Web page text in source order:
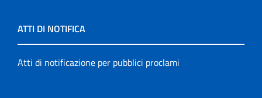
ATTI DI NOTIFICA
Atti di notificazione per pubblici proclami